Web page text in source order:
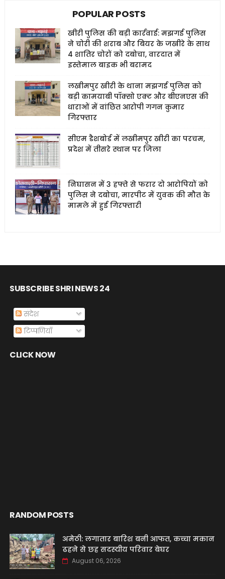
POPULAR POSTS
खीरी पुलिस की बड़ी कार्रवाई: मझगई पुलिस
ने चोरी की शराब और बियर के जखीरे के साथ
4 शातिर चोरों को दबोचा, वारदात में
इस्तेमाल बाइक भी बरामद
लखीमपुर खीरी के थाना मझगई पुलिस को
बड़ी कामयाबी पॉक्सो एक्ट और बीएनएस की
धाराओं में वांछित आरोपी गगन कुमार
गिरफ्तार
सीएम डैशबोर्ड में लखीमपुर खीरी का परचम,
प्रदेश में तीसरे स्थान पर जिला
निघासन में 3 हफ्ते से फरार दो आरोपियों को
पुलिस ने दबोचा, मारपीट में युवक की मौत के
मामले में हुई गिरफ्तारी
SUBSCRIBE SHRI NEWS 24
संदेश
टिप्पणियाँ
CLICK NOW
RANDOM POSTS
अमेठी: लगातार बारिश बनी आफत, कच्चा मकान
ढहने से छह सदस्यीय परिवार बेघर
August 06, 2026